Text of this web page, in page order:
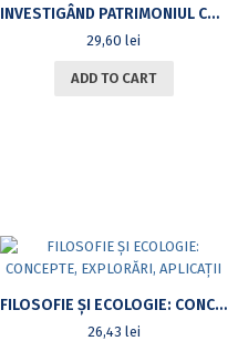
INVESTIGÂND PATRIMONIUL CULTURAL
29,60lei
ADD TO CART
FILOSOFIE ȘI ECOLOGIE: CONCEPTE, EXPLORĂRI, APLICAȚII
26,43 lei